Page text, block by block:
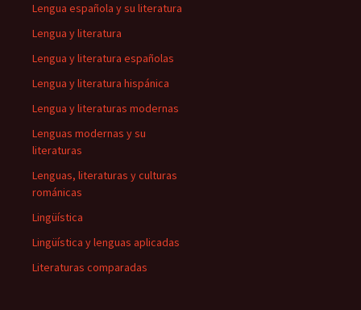
Lengua española y su literatura
Lengua y literatura
Lengua y literatura españolas
Lengua y literatura hispánica
Lengua y literaturas modernas
Lenguas modernas y su
literaturas
Lenguas, literaturas y culturas
románicas
Lingüística
Lingüística y lenguas aplicadas
Literaturas comparadas